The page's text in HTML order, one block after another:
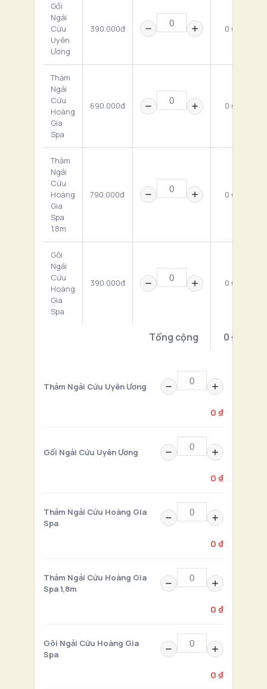
Gối
Ngải
Cứu
Uyên
Ương
390.000đ 0 ₫
Thảm
Ngải
Cứu
Hoàng
Gia
Spa
690.000đ 0 ₫
Thảm
Ngải
Cứu
Hoàng
Gia
Spa
1,8m
790.000đ 0 ₫
Gôi
Ngải
Cứu
Hoàng
Gia
Spa
390.000đ 0 ₫
Tổng cộng 0 ₫
Thảm Ngải Cứu Uyên Ương
0 ₫
Gối Ngải Cứu Uyên Ương
0 ₫
Thảm Ngải Cứu Hoàng Gia
Spa
0 ₫
Thảm Ngải Cứu Hoàng Gia
Spa 1,8m
0 ₫
Gôi Ngải Cứu Hoàng Gia
Spa
0 ₫